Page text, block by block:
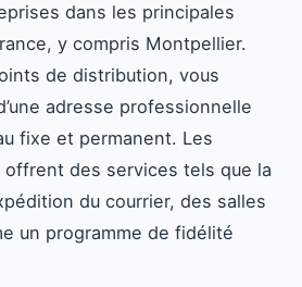
dans les principales
y compris Montpellier.
de distribution, vous
adresse professionnelle
fixe et permanent. Les
offrent des services tels que la
du courrier, des salles
un programme de fidélité